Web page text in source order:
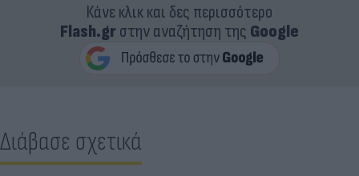
Κάνε κλικ και δες περισσότερο
Flash.grστην αναζήτηση της Google
Διάβασε σχετικά